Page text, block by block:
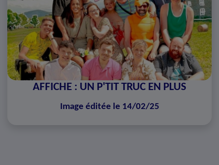
AFFICHE : UN P'TIT TRUC EN PLUS
Image éditée le 14/02/25